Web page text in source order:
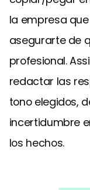
la empresa
asegurarte de
profesional.
redactar las
tono elegidos,
incertidumbre
los hechos.